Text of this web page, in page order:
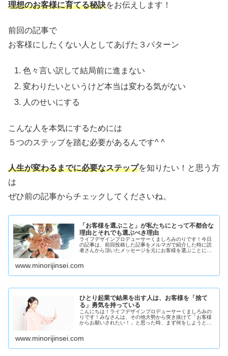
理想のお客様に育てる秘訣をお伝えします！
前回の記事で
お客様にしたくない人としてあげた３パターン
色々言い訳して結局前に進まない
変わりたいというけど本当は変わる気がない
人のせいにする
こんな人を本気にするためには
５つのステップを踏む必要があるんです^ ^
人生が変わるまでに必要なステップを知りたい！と思う方
は
ぜひ前の記事からチェックしてくださいね。
「お客様を選ぶこと」が私たちにとって不都合な
理由とそれでも選ぶべき理由
ライフデザインプロデューサーくましろみのりです！今日
の記事は、前回投稿した記事をメルマガで紹介した時に読
者さんから頂いたメッセージを元にお客様を選ぶことにつ
www.minorijinsei.com
ひとり起業で結果を出す人は、お客様を「捨て
る」勇気を持っている
こんにちは！ライフデザインプロデューサーくましろみの
りです！みなさんは、その他大勢から突き抜けて「お客様
からお願いされたい！」と思った時、まず何をしようと考
www.minorijinsei.com